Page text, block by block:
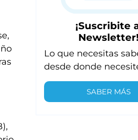
¡Suscribite
Newsletter!
Lo que necesitas
desde donde
SABER MÁS